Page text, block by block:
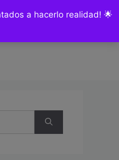
a hacerlo realidad! 🌟